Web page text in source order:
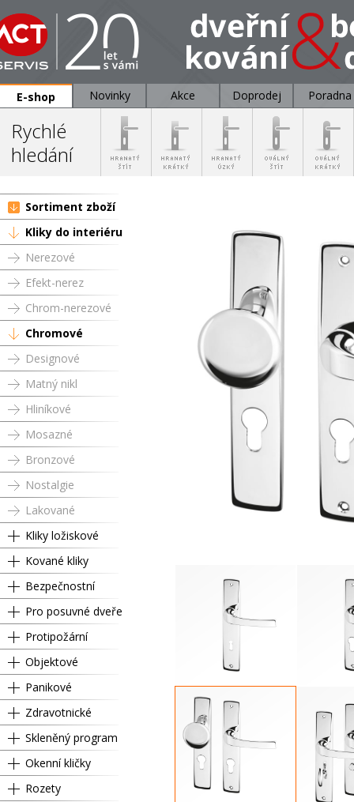
E-shop Novinky Akce Doprodej Poradna
Rychlé
hledání
Sortiment zboží
Kliky do interiéru
Nerezové
Efekt-nerez
Chrom-nerezové
Chromové
Designové
Matný nikl
Hliníkové
Mosazné
Bronzové
Nostalgie
Lakované
Kliky ložiskové
Kované kliky
Bezpečnostní
Pro posuvné dveře
Protipožární
Objektové
Panikové
Zdravotnické
Skleněný program
Okenní kličky
Rozety
Dózický klíč